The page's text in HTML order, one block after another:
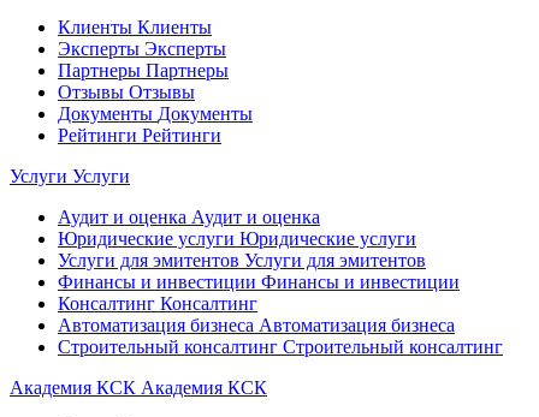
Клиенты Клиенты
Эксперты Эксперты
Партнеры Партнеры
Отзывы Отзывы
Документы Документы
Рейтинги Рейтинги
Услуги Услуги
Аудит и оценка Аудит и оценка
Юридические услуги Юридические услуги
Услуги для эмитентов Услуги для эмитентов
Финансы и инвестиции Финансы и инвестиции
Консалтинг Консалтинг
Автоматизация бизнеса Автоматизация бизнеса
Строительный консалтинг Строительный консалтинг
Академия КСК Академия КСК